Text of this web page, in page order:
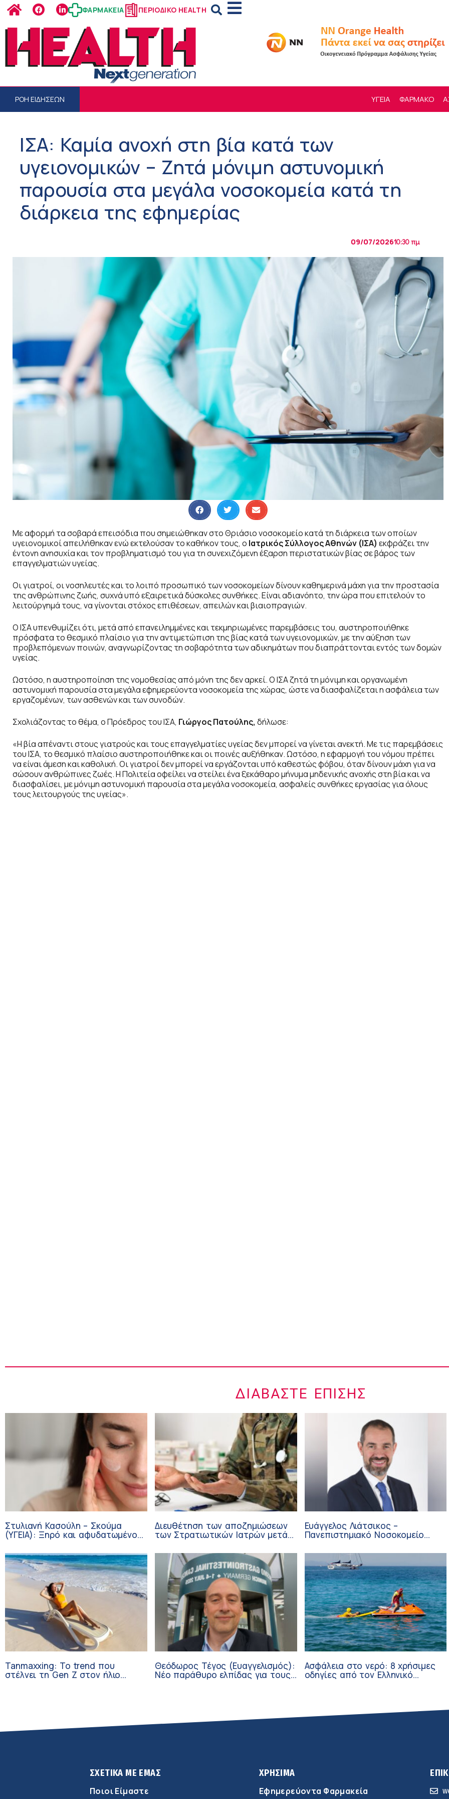
ΦΑΡΜΑΚΕΙΑ ΠΕΡΙΟΔΙΚΟ HEALTH
ΡΟΗ ΕΙΔΗΣΕΩΝ ΥΓΕΙΑ ΦΑΡΜΑΚΟ
ΙΣΑ: Καμία ανοχή στη βία κατά των
υγειονομικών – Ζητά μόνιμη αστυνομική
παρουσία στα μεγάλα νοσοκομεία κατά τη
διάρκεια της εφημερίας
09/07/202610:30 πμ
Με αφορμή τα σοβαρά επεισόδια που σημειώθηκαν στο Θριάσιο νοσοκομείο κατά τη διάρκεια των οποίων
υγειονομικοί απειλήθηκαν ενώ εκτελούσαν το καθήκον τους, ο Ιατρικός Σύλλογος Αθηνών (ΙΣΑ) εκφράζει την
έντονη ανησυχία και τον προβληματισμό του για τη συνεχιζόμενη έξαρση περιστατικών βίας σε βάρος των
επαγγελματιών υγείας.
Οι γιατροί, οι νοσηλευτές και το λοιπό προσωπικό των νοσοκομείων δίνουν καθημερινά μάχη για την προστασία
της ανθρώπινης ζωής, συχνά υπό εξαιρετικά δύσκολες συνθήκες. Είναι αδιανόητο, την ώρα που επιτελούν το
λειτούργημά τους, να γίνονται στόχος επιθέσεων, απειλών και βιαιοπραγιών.
Ο ΙΣΑ υπενθυμίζει ότι, μετά από επανειλημμένες και τεκμηριωμένες παρεμβάσεις του, αυστηροποιήθηκε
πρόσφατα το θεσμικό πλαίσιο για την αντιμετώπιση της βίας κατά των υγειονομικών, με την αύξηση των
προβλεπόμενων ποινών, αναγνωρίζοντας τη σοβαρότητα των αδικημάτων που διαπράττονται εντός των δομών
υγείας.
Ωστόσο, η αυστηροποίηση της νομοθεσίας από μόνη της δεν αρκεί. Ο ΙΣΑ ζητά τη μόνιμη και οργανωμένη
αστυνομική παρουσία στα μεγάλα εφημερεύοντα νοσοκομεία της χώρας, ώστε να διασφαλίζεται η ασφάλεια των
εργαζομένων, των ασθενών και των συνοδών.
Σχολιάζοντας το θέμα, ο Πρόεδρος του ΙΣΑ, Γιώργος Πατούλης, δήλωσε:
«Η βία απέναντι στους γιατρούς και τους επαγγελματίες υγείας δεν μπορεί να γίνεται ανεκτή. Με τις παρεμβάσεις
του ΙΣΑ, το θεσμικό πλαίσιο αυστηροποιήθηκε και οι ποινές αυξήθηκαν. Ωστόσο, η εφαρμογή του νόμου πρέπει
να είναι άμεση και καθολική. Οι γιατροί δεν μπορεί να εργάζονται υπό καθεστώς φόβου, όταν δίνουν μάχη για να
σώσουν ανθρώπινες ζωές. Η Πολιτεία οφείλει να στείλει ένα ξεκάθαρο μήνυμα μηδενικής ανοχής στη βία και να
διασφαλίσει, με μόνιμη αστυνομική παρουσία στα μεγάλα νοσοκομεία, ασφαλείς συνθήκες εργασίας για όλους
τους λειτουργούς της υγείας».
ΔΙΑΒΆΣΤΕ ΕΠΊΣΗΣ
Στυλιανή Κασούλη – Σκούμα
(ΥΓΕΙΑ): Ξηρό και αφυδατωμένο
Διευθέτηση των αποζημιώσεων
των Στρατιωτικών Ιατρών μετά
Ευάγγελος Λιάτσικος –
Πανεπιστημιακό Νοσοκομείο
Tanmaxxing: To trend που
στέλνει τη Gen Z στον ήλιο
Θεόδωρος Τέγος (Ευαγγελισμός):
Νέο παράθυρο ελπίδας για τους
Ασφάλεια στο νερό: 8 χρήσιμες
οδηγίες από τον Ελληνικό
ΣΧΕΤΙΚΑ ΜΕ ΕΜΑΣ
Ποιοι Είμαστε
ΧΡΗΣΙΜΑ
Εφημερεύοντα Φαρμακεία